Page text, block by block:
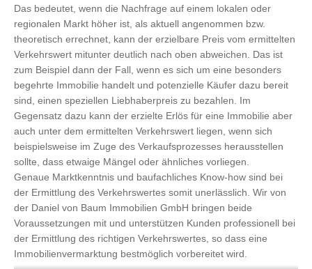
Das bedeutet, wenn die Nachfrage auf einem lokalen oder
regionalen Markt höher ist, als aktuell angenommen bzw.
theoretisch errechnet, kann der erzielbare Preis vom ermittelten
Verkehrswert mitunter deutlich nach oben abweichen. Das ist
zum Beispiel dann der Fall, wenn es sich um eine besonders
begehrte Immobilie handelt und potenzielle Käufer dazu bereit
sind, einen speziellen Liebhaberpreis zu bezahlen. Im
Gegensatz dazu kann der erzielte Erlös für eine Immobilie aber
auch unter dem ermittelten Verkehrswert liegen, wenn sich
beispielsweise im Zuge des Verkaufsprozesses herausstellen
sollte, dass etwaige Mängel oder ähnliches vorliegen.
Genaue Marktkenntnis und baufachliches Know-how sind bei
der Ermittlung des Verkehrswertes somit unerlässlich. Wir von
der Daniel von Baum Immobilien GmbH bringen beide
Voraussetzungen mit und unterstützen Kunden professionell bei
der Ermittlung des richtigen Verkehrswertes, so dass eine
Immobilienvermarktung bestmöglich vorbereitet wird.